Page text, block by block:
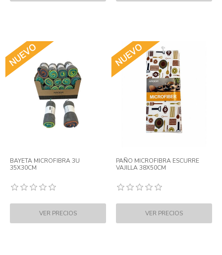
BAYETA MICROFIBRA 3U
35X30CM
PAÑO MICROFIBRA ESCURRE
VAJILLA 38X50CM